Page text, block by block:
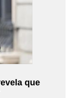
que